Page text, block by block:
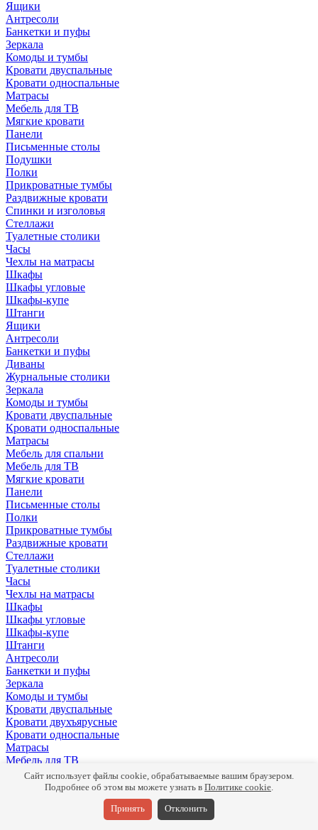
Ящики
Антресоли
Банкетки и пуфы
Зеркала
Комоды и тумбы
Кровати двуспальные
Кровати односпальные
Матрасы
Мебель для ТВ
Мягкие кровати
Панели
Письменные столы
Подушки
Полки
Прикроватные тумбы
Раздвижные кровати
Спинки и изголовья
Стеллажи
Туалетные столики
Часы
Чехлы на матрасы
Шкафы
Шкафы угловые
Шкафы-купе
Штанги
Ящики
Антресоли
Банкетки и пуфы
Диваны
Журнальные столики
Зеркала
Комоды и тумбы
Кровати двуспальные
Кровати односпальные
Матрасы
Мебель для спальни
Мебель для ТВ
Мягкие кровати
Панели
Письменные столы
Полки
Прикроватные тумбы
Раздвижные кровати
Стеллажи
Туалетные столики
Часы
Чехлы на матрасы
Шкафы
Шкафы угловые
Шкафы-купе
Штанги
Антресоли
Банкетки и пуфы
Зеркала
Комоды и тумбы
Кровати двуспальные
Кровати двухъярусные
Кровати односпальные
Матрасы
Мебель для ТВ
Панели
Письменные столы
Прикроватные тумбы
Сайт использует файлы cookie, обрабатываемые вашим браузером.
Подробнее об этом вы можете узнать в Политике cookie.
Принять Отклонить